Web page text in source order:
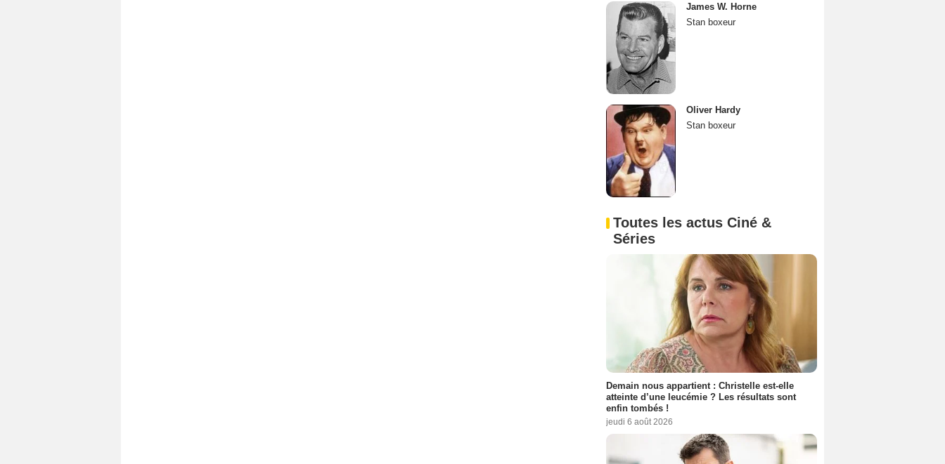
James W. Horne
Stan boxeur
Oliver Hardy
Stan boxeur
Toutes les actus Ciné &
Séries
Demain nous appartient : Christelle est-elle
atteinte d’une leucémie ? Les résultats sont
enfin tombés !
jeudi 6 août 2026